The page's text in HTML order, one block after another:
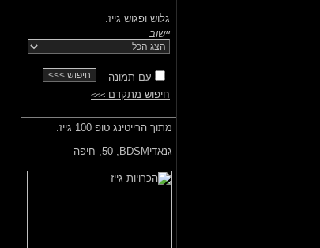
גלוש ופגוש גייז:
יישוב
עם תמונה
חיפוש מתקדם >>>
מתוך הרייטינג טופ 100 גייז:
גנאדיBDSM,
50, חיפה